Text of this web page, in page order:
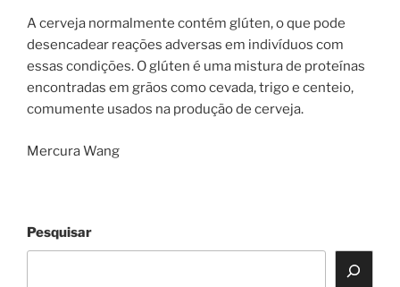
A cerveja normalmente contém glúten, o que pode
desencadear reações adversas em indivíduos com
essas condições. O glúten é uma mistura de proteínas
encontradas em grãos como cevada, trigo e centeio,
comumente usados ​​na produção de cerveja.
Mercura Wang
Pesquisar